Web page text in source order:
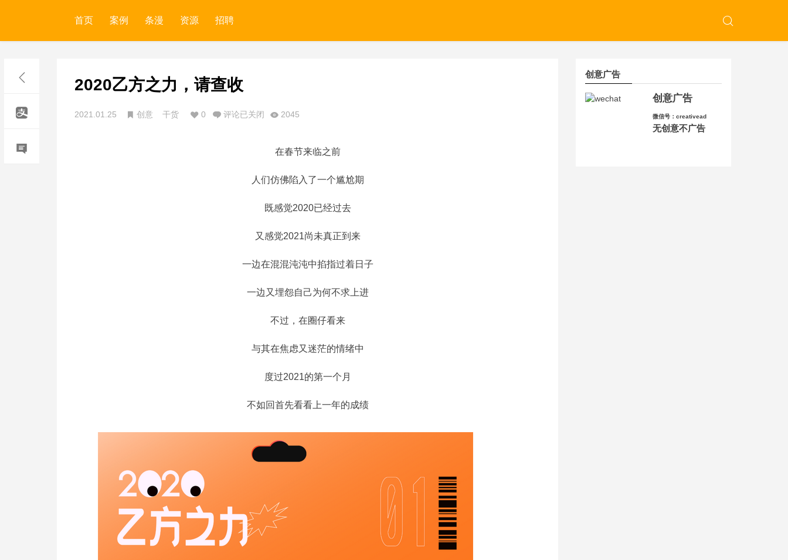
首页 案例 条漫 资源 招聘
2020乙方之力，请查收
2021.01.25 创意 干货 0 评论已关闭 2045
在春节来临之前
人们仿佛陷入了一个尴尬期
既感觉2020已经过去
又感觉2021尚未真正到来
一边在混混沌沌中掐指过着日子
一边又埋怨自己为何不求上进
不过，在圈仔看来
与其在焦虑又迷茫的情绪中
度过2021的第一个月
不如回首先看看上一年的成绩
创意广告
创意广告
微信号：creativead
无创意不广告